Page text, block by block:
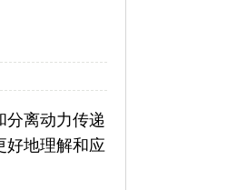
分离动力传递
好地理解和应